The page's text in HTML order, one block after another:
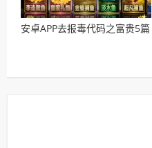
安卓APP去报毒代码之富贵5篇